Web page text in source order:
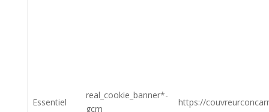
Essentiel
real_cookie_banner*-
gcm
https://